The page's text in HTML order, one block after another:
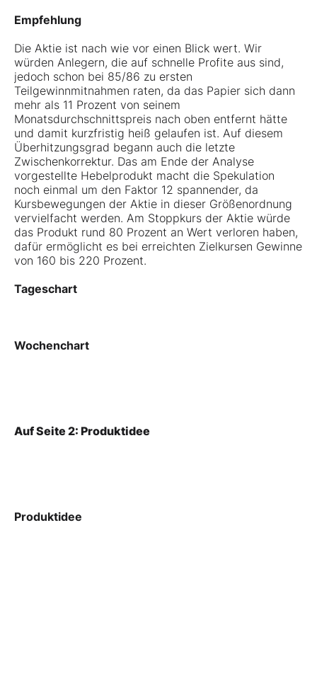
Empfehlung
Die Aktie ist nach wie vor einen Blick wert. Wir
würden Anlegern, die auf schnelle Profite aus sind,
jedoch schon bei 85/86 zu ersten
Teilgewinnmitnahmen raten, da das Papier sich dann
mehr als 11 Prozent von seinem
Monatsdurchschnittspreis nach oben entfernt hätte
und damit kurzfristig heiß gelaufen ist. Auf diesem
Überhitzungsgrad begann auch die letzte
Zwischenkorrektur. Das am Ende der Analyse
vorgestellte Hebelprodukt macht die Spekulation
noch einmal um den Faktor 12 spannender, da
Kursbewegungen der Aktie in dieser Größenordnung
vervielfacht werden. Am Stoppkurs der Aktie würde
das Produkt rund 80 Prozent an Wert verloren haben,
dafür ermöglicht es bei erreichten Zielkursen Gewinne
von 160 bis 220 Prozent.
Tageschart
Wochenchart
Auf Seite 2: Produktidee
Produktidee